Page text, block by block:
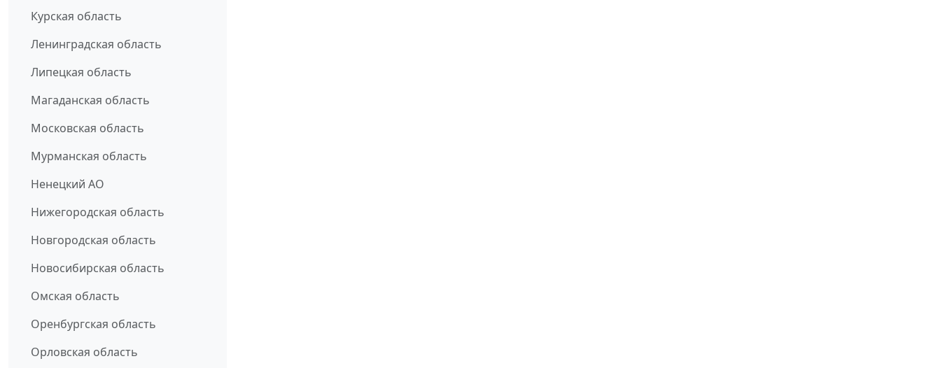
Курская область
Ленинградская область
Липецкая область
Магаданская область
Московская область
Мурманская область
Ненецкий АО
Нижегородская область
Новгородская область
Новосибирская область
Омская область
Оренбургская область
Орловская область